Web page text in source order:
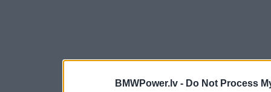
BMWPower.lv - Do Not Process